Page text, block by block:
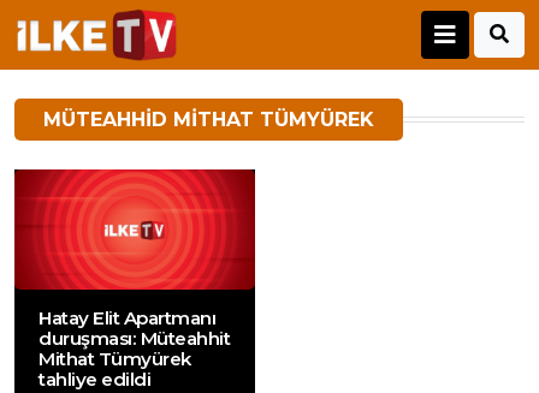
MÜTEAHHID MITHAT TÜMYÜREK
Hatay Elit Apartmanı
duruşması: Müteahhit
Mithat Tümyürek
tahliye edildi